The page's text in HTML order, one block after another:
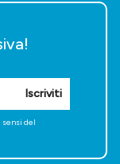
Iscriviti
sensi del